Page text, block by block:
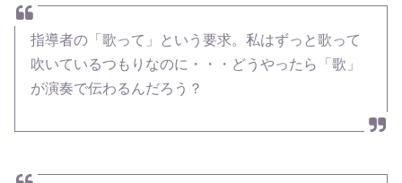
指導者の「歌って」という要求。私はずっと歌って
吹いているつもりなのに・・・どうやったら「歌」
が演奏で伝わるんだろう？